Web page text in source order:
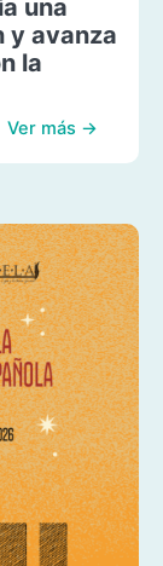
una
y avanza
la
Ver más →